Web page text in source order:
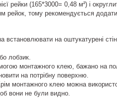
рейки (165*3000= 0,48 м²) і
рейок, тому рекомендується
на оштукатурені
лобзик.
монтажного клею, бажано на
на потрібну поверхню.
монтажного клею можна
вони не були видно.